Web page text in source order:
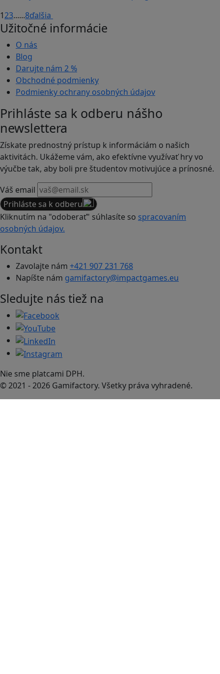
123......8ďalšia
Užitočné informácie
O nás
Blog
Darujte nám 2 %
Obchodné podmienky
Podmienky ochrany osobných údajov
Prihláste sa k odberu nášho
newslettera
Získate prednostný prístup k informáciám o našich
aktivitách. Ukážeme vám, ako efektívne využívať hry vo
výučbe tak, aby boli pre študentov motivujúce a prínosné.
Váš email
Prihláste sa k odberu
Kliknutím na "odoberať" súhlasíte so spracovaním
osobných údajov.
Kontakt
Zavolajte nám +421 907 231 768
Napíšte nám gamifactory@impactgames.eu
Sledujte nás tiež na
Nie sme platcami DPH.
© 2021 - 2026 Gamifactory. Všetky práva vyhradené.